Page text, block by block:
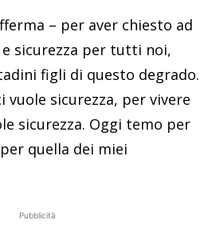
– per aver chiesto ad
sicurezza per tutti noi,
figli di questo degrado.
vuole sicurezza, per vivere
sicurezza. Oggi temo per
quella dei miei
Pubblicità